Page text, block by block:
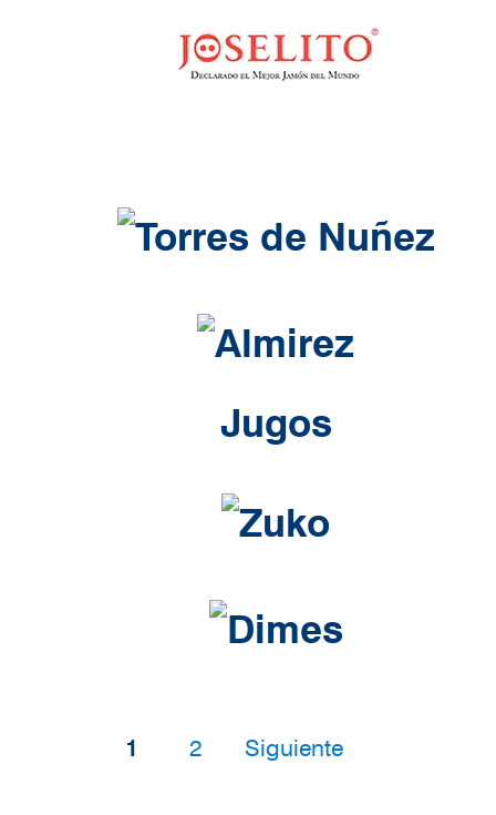
Jugos
Página
1 Página
2 Siguiente página
Siguiente